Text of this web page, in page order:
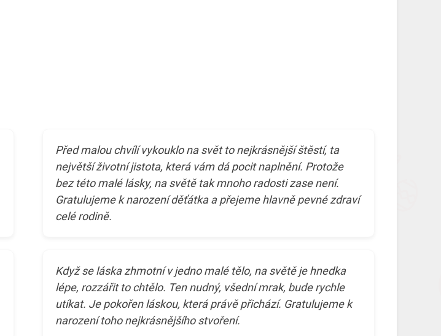
Před malou chvílí vykouklo na svět to nejkrásnější štěstí, ta
největší životní jistota, která vám dá pocit naplnění. Protože
bez této malé lásky, na světě tak mnoho radosti zase není.
Gratulujeme k narození děťátka a přejeme hlavně pevné zdraví
celé rodině.
Když se láska zhmotní v jedno malé tělo, na světě je hnedka
lépe, rozzářit to chtělo. Ten nudný, všední mrak, bude rychle
utíkat. Je pokořen láskou, která právě přichází. Gratulujeme k
narození toho nejkrásnějšího stvoření.